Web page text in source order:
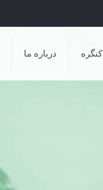
کنگره درباره ما